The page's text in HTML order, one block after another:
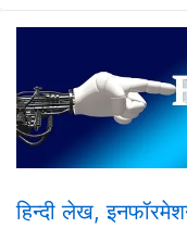
हिन्दी लेख,